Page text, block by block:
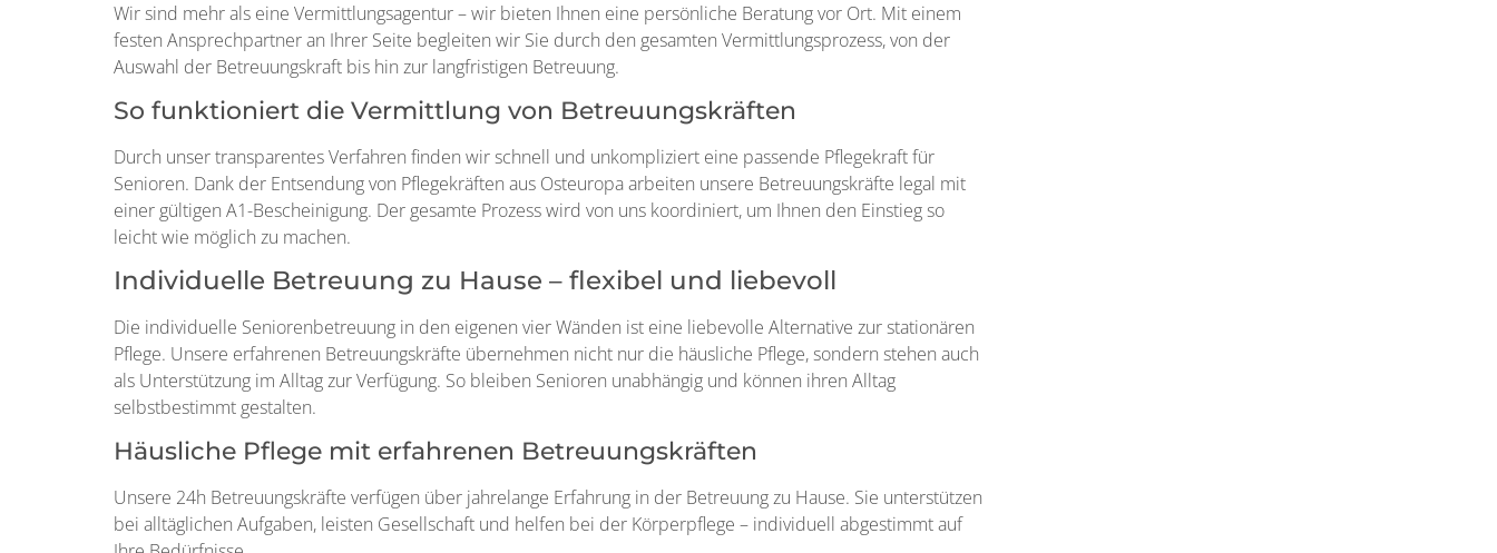
Wir sind mehr als eine Vermittlungsagentur – wir bieten Ihnen eine persönliche Beratung vor Ort. Mit einem
festen Ansprechpartner an Ihrer Seite begleiten wir Sie durch den gesamten Vermittlungsprozess, von der
Auswahl der Betreuungskraft bis hin zur langfristigen Betreuung.
So funktioniert die Vermittlung von Betreuungskräften
Durch unser transparentes Verfahren finden wir schnell und unkompliziert eine passende Pflegekraft für
Senioren. Dank der Entsendung von Pflegekräften aus Osteuropa arbeiten unsere Betreuungskräfte legal mit
einer gültigen A1-Bescheinigung. Der gesamte Prozess wird von uns koordiniert, um Ihnen den Einstieg so
leicht wie möglich zu machen.
Individuelle Betreuung zu Hause – flexibel und liebevoll
Die individuelle Seniorenbetreuung in den eigenen vier Wänden ist eine liebevolle Alternative zur stationären
Pflege. Unsere erfahrenen Betreuungskräfte übernehmen nicht nur die häusliche Pflege, sondern stehen auch
als Unterstützung im Alltag zur Verfügung. So bleiben Senioren unabhängig und können ihren Alltag
selbstbestimmt gestalten.
Häusliche Pflege mit erfahrenen Betreuungskräften
Unsere 24h Betreuungskräfte verfügen über jahrelange Erfahrung in der Betreuung zu Hause. Sie unterstützen
bei alltäglichen Aufgaben, leisten Gesellschaft und helfen bei der Körperpflege – individuell abgestimmt auf